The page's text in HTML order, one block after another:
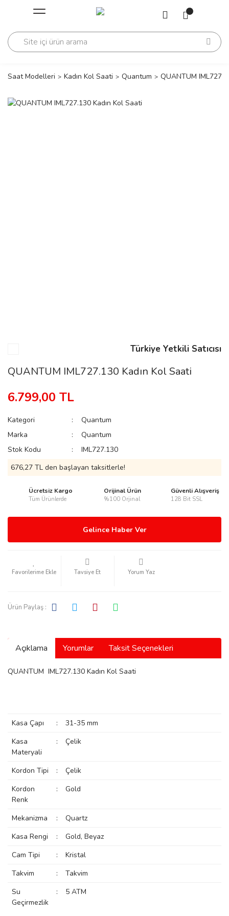
Geri Dön
Manoir
Geri Dön
Saat Modelleri Kadın Kol Saati Quantum QUANTUM
Türkiye Yetkili Satıcısı
QUANTUM IML727.130 Kadın Kol Saati
6.799,00 TL
Kategori
Quantum
Marka
Quantum
Stok Kodu
IML727.130
676,27 TL den başlayan taksitlerle!
Ücretsiz Kargo
Tüm Ürünlerde
Orijinal Ürün
%100 Orjinal
Güvenli Alışveriş
128 Bit SSL
Gelince Haber Ver
Tavsiye Et Yorum Yaz
Ürün Paylaş :
Açıklama Yorumlar Taksit Seçenekleri
QUANTUM IML727.130 Kadın Kol Saati
Kasa Çapı :
31-35 mm
Kasa
Materyali
: Çelik
Kordon Tipi :
Çelik
Kordon
Renk
: Gold
Mekanizma :
Quartz
Kasa Rengi
:
Gold, Beyaz
Cam Tipi
:
Kristal
Takvim
:
Takvim
Su
Geçirmezlik
: 5 ATM